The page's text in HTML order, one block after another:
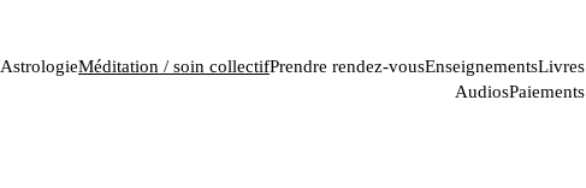
AstrologieMéditation / soin collectifPrendre rendez-vousEnseignementsLivres
AudiosPaiements